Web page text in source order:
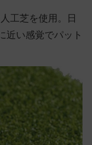
工芝を使用。日
近い感覚でパット